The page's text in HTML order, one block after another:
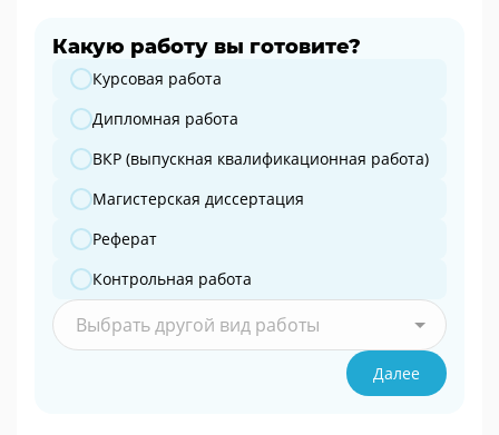
Какую работу вы готовите?
Какую работу вы готовите?
Курсовая работа
Дипломная работа
ВКР (выпускная квалификационная работа)
Магистерская диссертация
Реферат
Контрольная работа
Выбрать другой вид работы
Далее